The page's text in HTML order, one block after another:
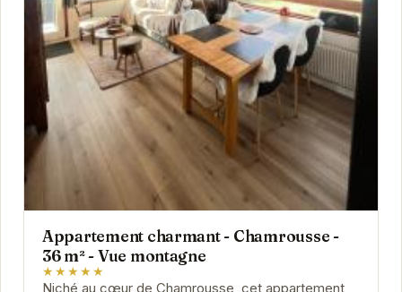
Appartement charmant - Chamrousse -
36 m² - Vue montagne
★★★★★
Niché au cœur de Chamrousse, cet appartement